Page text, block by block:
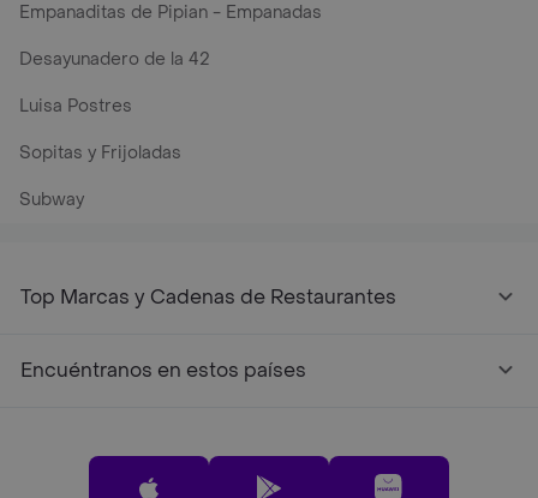
Empanaditas de Pipian - Empanadas
Desayunadero de la 42
Luisa Postres
Sopitas y Frijoladas
Subway
Top Marcas y Cadenas de Restaurantes
Encuéntranos en estos países